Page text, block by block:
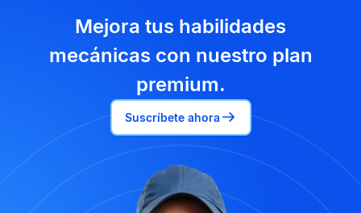
Mejora tus habilidades
mecánicas con nuestro plan
premium.
Suscríbete ahora